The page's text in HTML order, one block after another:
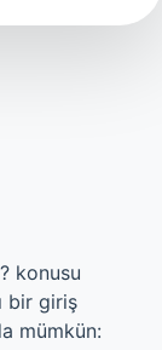
konusu
bir giriş
mümkün: